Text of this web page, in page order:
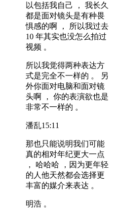
以包括我自己 ， 我长久
都是面对镜头是有种畏
惧感的啊 ， 所以我过去
10 年其实也没怎么拍过
视频 。
所以我觉得两种表达方
式是完全不一样的 。 另
外你面对电脑和面对镜
头啊 ， 你的表演欲也是
非常不一样的 。
潘乱15:11
那也只能说明我们可能
真的相对年纪更大一点
， 哈哈哈 ，因为更年轻
的人他天然都会选择更
丰富的媒介来表达 。
明浩 。